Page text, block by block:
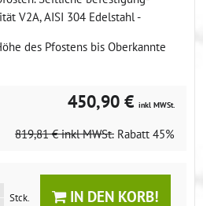
V2A, AISI 304 Edelstahl -
des Pfostens bis Oberkannte
450,90 € inkl MWSt.
819,81 € inkl MWSt. Rabatt 45%
Stck. IN DEN KORB!